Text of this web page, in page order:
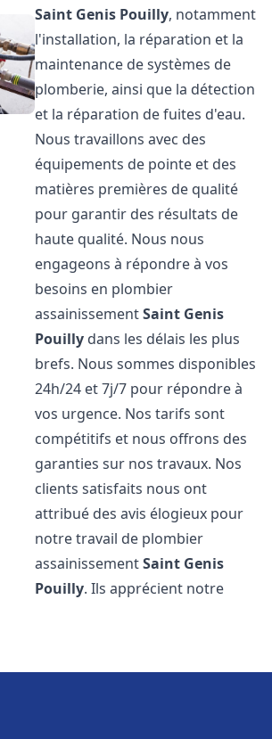
Saint Genis Pouilly, notamment
l'installation, la réparation et la
maintenance de systèmes de
plomberie, ainsi que la détection
et la réparation de fuites d'eau.
Nous travaillons avec des
équipements de pointe et des
matières premières de qualité
pour garantir des résultats de
haute qualité. Nous nous
engageons à répondre à vos
besoins en plombier
assainissementSaint Genis
Pouilly dans les délais les plus
brefs. Nous sommes disponibles
24h/24 et 7j/7 pour répondre à
vos urgence. Nos tarifs sont
compétitifs et nous offrons des
garanties sur nos travaux. Nos
clients satisfaits nous ont
attribué des avis élogieux pour
notre travail de plombier
assainissementSaint Genis
Pouilly. Ils apprécient notre